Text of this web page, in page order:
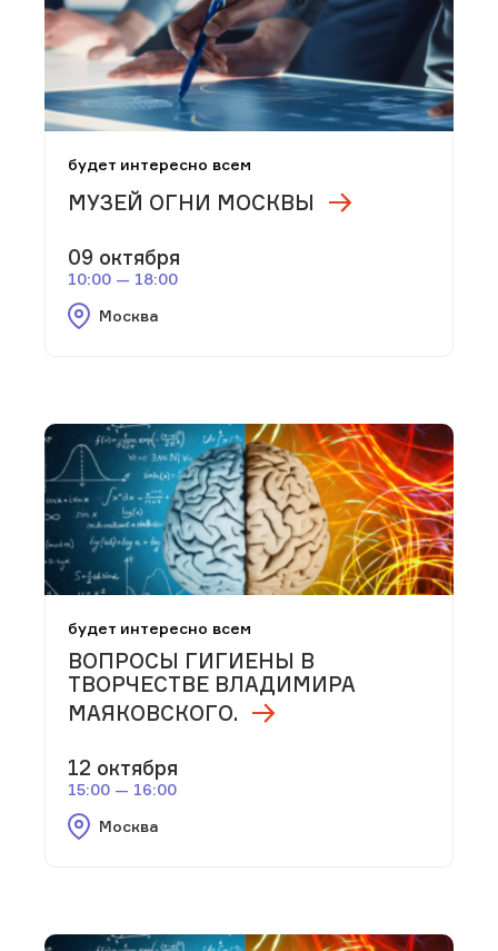
будет интересно всем
МУЗЕЙ ОГНИ МОСКВЫ
09 октября
10:00 — 18:00
Москва
будет интересно всем
ВОПРОСЫ ГИГИЕНЫ В
ТВОРЧЕСТВЕ ВЛАДИМИРА
МАЯКОВСКОГО.
12 октября
15:00 — 16:00
Москва